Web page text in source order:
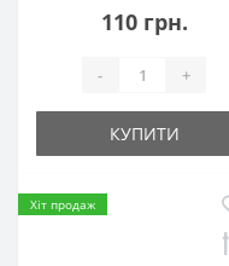
110 грн.
- +
КУПИТИ
Хіт продаж